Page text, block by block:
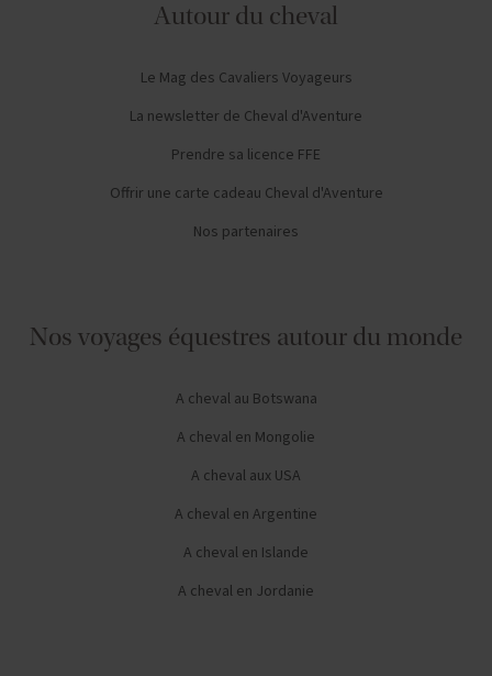
Autour du cheval
Le Mag des Cavaliers Voyageurs
La newsletter de Cheval d'Aventure
Prendre sa licence FFE
Offrir une carte cadeau Cheval d'Aventure
Nos partenaires
Nos voyages équestres autour du monde
A cheval au Botswana
A cheval en Mongolie
A cheval aux USA
A cheval en Argentine
A cheval en Islande
A cheval en Jordanie